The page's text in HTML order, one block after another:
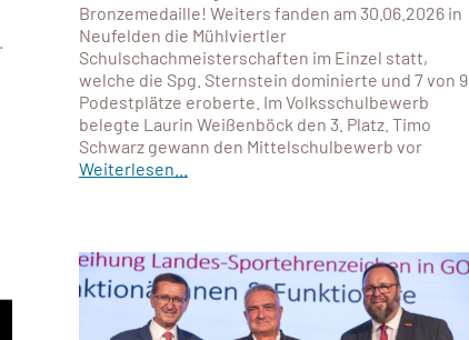
Bronzemedaille! Weiters fanden am 30.06.2026 in
Neufelden die Mühlviertler
Schulschachmeisterschaften im Einzel statt,
welche die Spg. Sternstein dominierte und 7 von 9
Podestplätze eroberte. Im Volksschulbewerb
belegte Laurin Weißenböck den 3. Platz. Timo
Schwarz gewann den Mittelschulbewerb vor
Weiterlesen...